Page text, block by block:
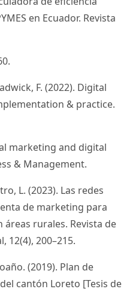
en Ecuador. Revista
F. (2022). Digital
& practice.
marketing and digital
& Management.
L. (2023). Las redes
de marketing para
áreas rurales. Revista de
12(4), 200–215.
(2019). Plan de
cantón Loreto [Tesis de